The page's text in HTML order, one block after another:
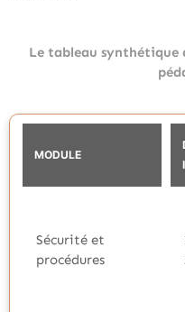
Le tableau synthétique
MODULE
Sécurité et
procédures